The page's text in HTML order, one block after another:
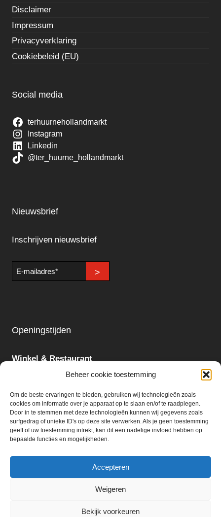
Beheer cookie toestemming
Om de beste ervaringen te bieden, gebruiken wij technologieën zoals
cookies om informatie over je apparaat op te slaan en/of te raadplegen.
Door in te stemmen met deze technologieën kunnen wij gegevens zoals
surfgedrag of unieke ID's op deze site verwerken. Als je geen toestemming
geeft of uw toestemming intrekt, kan dit een nadelige invloed hebben op
bepaalde functies en mogelijkheden.
Accepteren
Weigeren
Bekijk voorkeuren
Disclaimer
Impressum
Privacyverklaring
Cookiebeleid (EU)
Social media
terhuurnehollandmarkt
Instagram
Linkedin
@ter_huurne_hollandmarkt
Nieuwsbrief
Inschrijven nieuwsbrief
E-
mailadres
>
Openingstijden
Winkel & Restaurant
Maandag - Zondag
Slijterij:
Maandag - Zaterdag
09:00 - 18:00